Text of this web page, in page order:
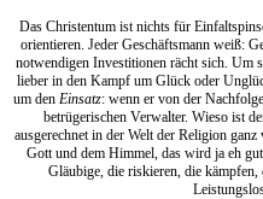
Das Christentum ist nichts für
orientieren. Jeder Geschäftsmann weiß:
notwendigen Investitionen rächt sich. Um
lieber in den Kampf um Glück oder
um den Einsatz: wenn er von der
betrügerischen Verwalter. Wieso ist
ausgerechnet in der Welt der Religion
Gott und dem Himmel, das wird ja eh
Gläubige, die riskieren, die kämpfen,